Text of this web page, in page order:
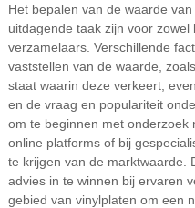
Het bepalen van de waarde
uitdagende taak zijn voor
verzamelaars. Verschillende
vaststellen van de waarde,
staat waarin deze verkeert,
en de vraag en populariteit
om te beginnen met
online platforms of bij
te krijgen van de marktwaarde.
advies in te winnen bij ervaren
gebied van vinylplaten om een